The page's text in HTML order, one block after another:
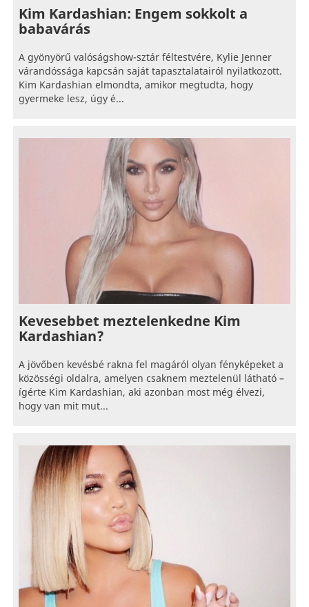
Kim Kardashian: Engem sokkolt a
babavárás
A gyönyörű valóságshow-sztár féltestvére, Kylie Jenner
várandóssága kapcsán saját tapasztalatairól nyilatkozott.
Kim Kardashian elmondta, amikor megtudta, hogy
gyermeke lesz, úgy é...
Kevesebbet meztelenkedne Kim
Kardashian?
A jövőben kevésbé rakna fel magáról olyan fényképeket a
közösségi oldalra, amelyen csaknem meztelenül látható –
ígérte Kim Kardashian, aki azonban most még élvezi,
hogy van mit mut...